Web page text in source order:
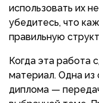
использовать их
убедитесь, что
правильную
Когда эта работа
материал. Одна из
диплома —